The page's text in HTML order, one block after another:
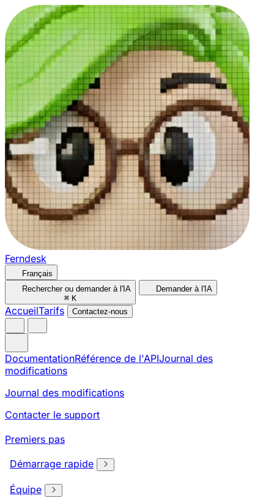
Ferndesk
Français
Rechercher ou demander à l'IA
⌘ K
Demander à l'IA
AccueilTarifs Contactez-nous
DocumentationRéférence de l'APIJournal des
modifications
Journal des modifications
Contacter le support
Premiers pas
Démarrage rapide
Équipe